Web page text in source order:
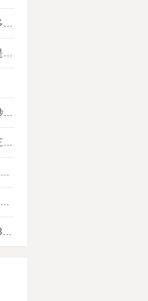
疯狂水世界新手开荒攻略，多多云手机多开托管，自动搞定海量重复日常快速升级
手游工作室选云手机，稳、省、安全才是实在考量
玩和平精英别再干等加载，云手机让你秒玩游戏进战场
解答问题：云手机哪个是免费的永久？三大免费永久正版云手机对比
新手iOS云手机怎么选？三大苹果云手机知名品牌性能对比测评
iOS云手机多开实测，多多云手机苹果版最多可同时运行多少台？
ios云手机哪个是免费的？多多云手机等3大品牌对比测评，告诉你免费ios云手机的真相